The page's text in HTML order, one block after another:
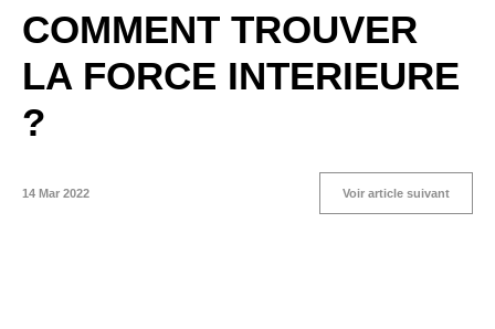
COMMENT TROUVER
LA FORCE INTERIEURE
?
14 Mar 2022 Voir article suivant